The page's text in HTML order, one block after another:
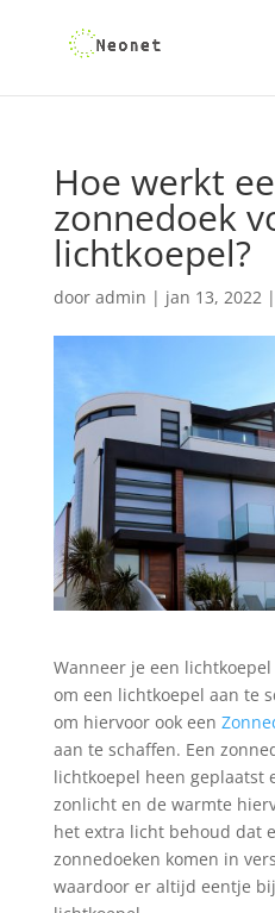
Hoe werkt
zonnedoek
lichtkoepel?
door admin | jan 13, 2022|
Wanneer je een
om een lichtkoepel aan te
om hiervoor ook een
aan te schaffen. Een
lichtkoepel heen geplaatst
zonlicht en de warmte
het extra licht behoud dat
zonnedoeken komen in
waardoor er altijd eentje